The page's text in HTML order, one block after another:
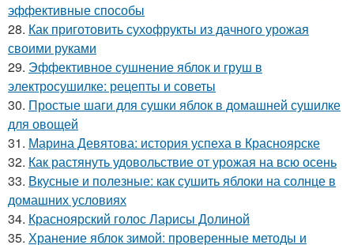
эффективные способы
28. Как приготовить сухофрукты из дачного урожая
своими руками
29. Эффективное сушнение яблок и груш в
электросушилке: рецепты и советы
30. Простые шаги для сушки яблок в домашней сушилке
для овощей
31. Марина Девятова: история успеха в Красноярске
32. Как растянуть удовольствие от урожая на всю осень
33. Вкусные и полезные: как сушить яблоки на солнце в
домашних условиях
34. Красноярский голос Ларисы Долиной
35. Хранение яблок зимой: проверенные методы и